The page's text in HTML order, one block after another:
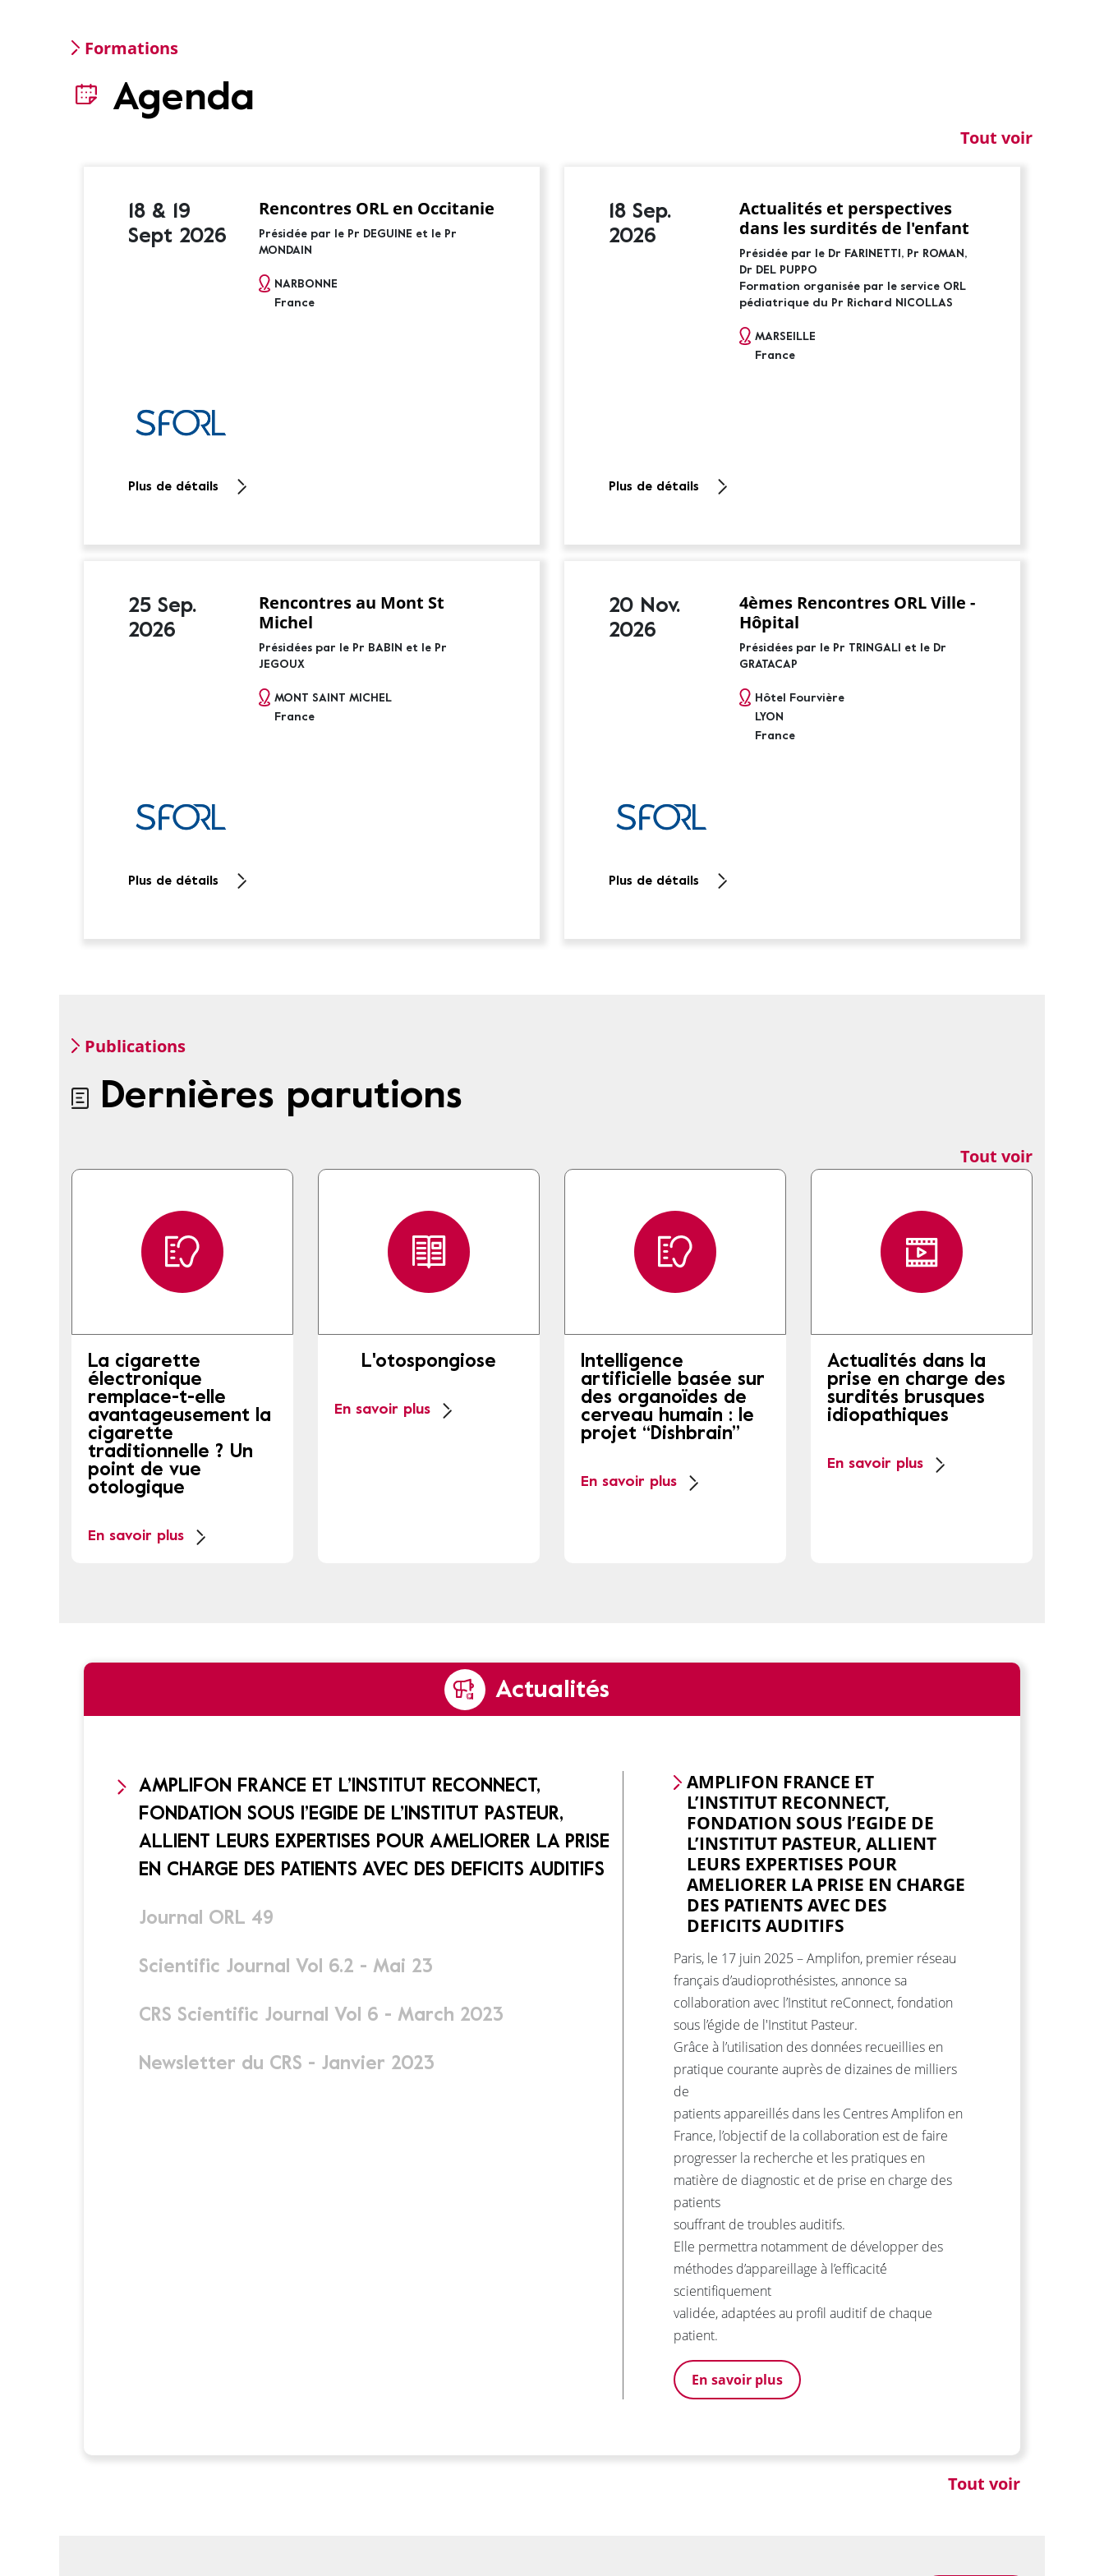
Formations
Agenda
Tout voir
18 & 19
Sept 2026
Plus de détails
Rencontres ORL en Occitanie
Présidée par le Pr DEGUINE et le Pr
MONDAIN
NARBONNE
France
18 Sep.
2026
Plus de détails
Actualités et perspectives
dans les surdités de l'enfant
Présidée par le Dr FARINETTI, Pr ROMAN,
Dr DEL PUPPO
Formation organisée par le service ORL
pédiatrique du Pr Richard NICOLLAS
MARSEILLE
France
25 Sep.
2026
Plus de détails
Rencontres au Mont St
Michel
Présidées par le Pr BABIN et le Pr
JEGOUX
MONT SAINT MICHEL
France
20 Nov.
2026
Plus de détails
4èmes Rencontres ORL Ville -
Hôpital
Présidées par le Pr TRINGALI et le Dr
GRATACAP
Hôtel Fourvière
LYON
France
Publications
Dernières parutions
Tout voir
La cigarette
électronique
remplace-t-elle
avantageusement la
cigarette
traditionnelle ? Un
point de vue
otologique
En savoir plus
L'otospongiose
En savoir plus
Intelligence
artificielle basée sur
des organoïdes de
cerveau humain : le
projet “Dishbrain”
En savoir plus
Actualités dans la
prise en charge des
surdités brusques
idiopathiques
En savoir plus
Actualités
AMPLIFON FRANCE ET L’INSTITUT RECONNECT,
FONDATION SOUS l’EGIDE DE L’INSTITUT PASTEUR,
ALLIENT LEURS EXPERTISES POUR AMELIORER LA PRISE
EN CHARGE DES PATIENTS AVEC DES DEFICITS AUDITIFS
Journal ORL 49
Scientific Journal Vol 6.2 - Mai 23
CRS Scientific Journal Vol 6 - March 2023
Newsletter du CRS - Janvier 2023
AMPLIFON FRANCE ET
L’INSTITUT RECONNECT,
FONDATION SOUS l’EGIDE DE
L’INSTITUT PASTEUR, ALLIENT
LEURS EXPERTISES POUR
AMELIORER LA PRISE EN CHARGE
DES PATIENTS AVEC DES
DEFICITS AUDITIFS
Paris, le 17 juin 2025 – Amplifon, premier réseau
français d’audioprothésistes, annonce sa
collaboration avec l’Institut reConnect, fondation
sous l’égide de l'Institut Pasteur.
Grâce à l’utilisation des données recueillies en
pratique courante auprès de dizaines de milliers
de
patients appareillés dans les Centres Amplifon en
France, l’objectif de la collaboration est de faire
progresser la recherche et les pratiques en
matière de diagnostic et de prise en charge des
patients
souffrant de troubles auditifs.
Elle permettra notamment de développer des
méthodes d’appareillage à l’efficacité́
scientifiquement
validée, adaptées au profil auditif de chaque
patient.
En savoir plus
Tout voir